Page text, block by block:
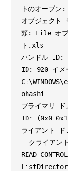
トのオープン:
オブジェク
類: File オブ
ト.xls
ハンドル ID:
ID: 920 イメ
ohashi
プライマリ ド
ID:
ライアント ド
- クライアン